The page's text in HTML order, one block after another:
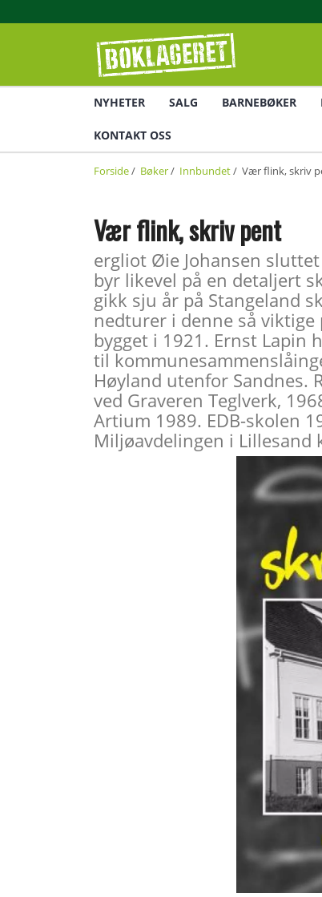
NYHETER SALG BARNEBØKER
KONTAKT OSS
Forside/ Bøker/ Innbundet/ Vær flink, skriv
Vær flink, skriv pent
ergliot Øie Johansen
byr likevel på en detaljert
gikk sju år på Stangeland
nedturer i denne så
bygget i 1921. Ernst Lapin
til
Høyland utenfor Sandnes.
ved Graveren Teglverk,
Artium 1989. EDB-skolen
Miljøavdelingen i Lillesand